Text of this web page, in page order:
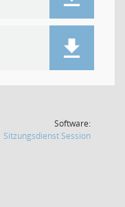
Software:
Sitzungsdienst Session(Wird in